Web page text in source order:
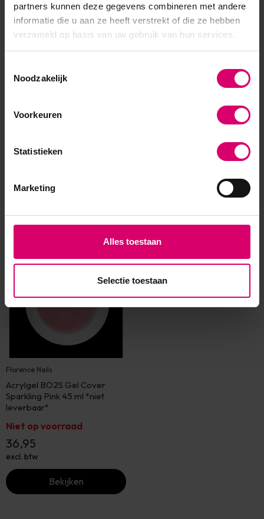
partners kunnen deze gegevens combineren met andere
informatie die u aan ze heeft verstrekt of die ze hebben
verzameld op basis van uw gebruik van hun services.
Noodzakelijk
Voorkeuren
Statistieken
Marketing
Alles toestaan
Selectie toestaan
Eerder bekeken
Florence Nails
Acrylgel BO2S Gel Cover
Sparkling Pink 45 ml *niet
leverbaar*
Niet op voorraad
36,95
excl. btw
Bekijken